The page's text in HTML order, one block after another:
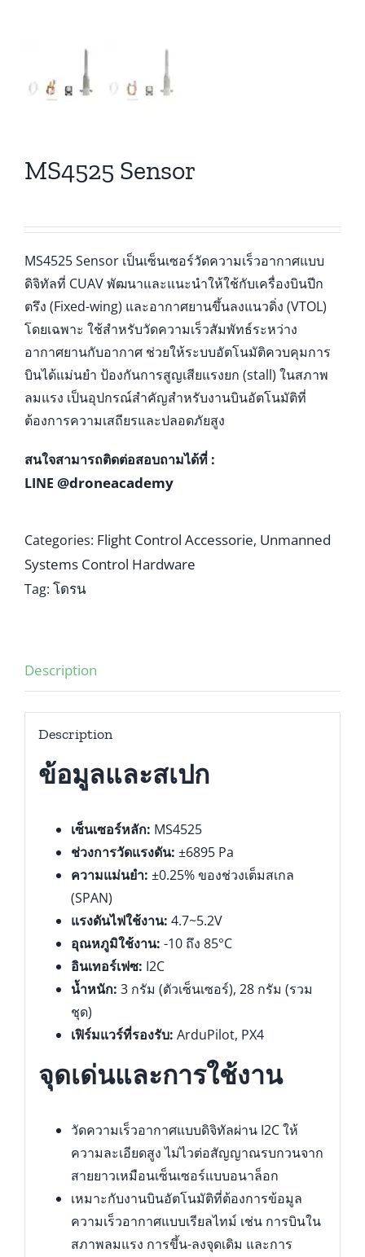
MS4525 Sensor
MS4525 Sensor เป็นเซ็นเซอร์วัดความเร็วอากาศแบบ
ดิจิทัลที่ CUAV พัฒนาและแนะนำให้ใช้กับเครื่องบินปีก
ตรึง (Fixed-wing) และอากาศยานขึ้นลงแนวดิ่ง (VTOL)
โดยเฉพาะ ใช้สำหรับวัดความเร็วสัมพัทธ์ระหว่าง
อากาศยานกับอากาศ ช่วยให้ระบบอัตโนมัติควบคุมการ
บินได้แม่นยำ ป้องกันการสูญเสียแรงยก (stall) ในสภาพ
ลมแรง เป็นอุปกรณ์สำคัญสำหรับงานบินอัตโนมัติที่
ต้องการความเสถียรและปลอดภัยสูง
สนใจสามารถติดต่อสอบถามได้ที่ :
LINE @droneacademy
Categories: Flight Control Accessorie, Unmanned
Systems Control Hardware
Tag: โดรน
Description
Description
ข้อมูลและสเปก
เซ็นเซอร์หลัก: MS4525
ช่วงการวัดแรงดัน: ±6895 Pa
ความแม่นยำ: ±0.25% ของช่วงเต็มสเกล
(SPAN)
แรงดันไฟใช้งาน: 4.7~5.2V
อุณหภูมิใช้งาน: -10 ถึง 85°C
อินเทอร์เฟซ: I2C
น้ำหนัก: 3 กรัม (ตัวเซ็นเซอร์), 28 กรัม (รวม
ชุด)
เฟิร์มแวร์ที่รองรับ: ArduPilot, PX4
จุดเด่นและการใช้งาน
วัดความเร็วอากาศแบบดิจิทัลผ่าน I2C ให้
ความละเอียดสูง ไม่ไวต่อสัญญาณรบกวนจาก
สายยาวเหมือนเซ็นเซอร์แบบอนาล็อก
เหมาะกับงานบินอัตโนมัติที่ต้องการข้อมูล
ความเร็วอากาศแบบเรียลไทม์ เช่น การบินใน
สภาพลมแรง การขึ้น-ลงจุดเดิม และการ